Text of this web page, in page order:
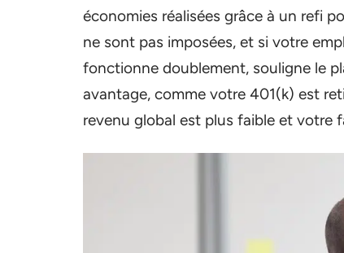
économies réalisées grâce à un refi
ne sont pas imposées, et si votre
fonctionne doublement, souligne le
avantage, comme votre 401(k) est
revenu global est plus faible et votre